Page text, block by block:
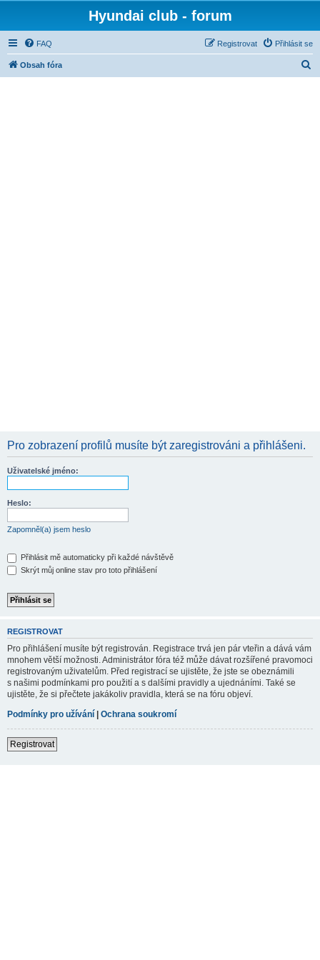
Hyundai club - forum
FAQ Přihlásit se
Registrovat
Obsah fóra
Pro zobrazení profilů musíte být zaregistrováni a přihlášeni.
Uživatelské jméno:
Heslo:
Zapomněl(a) jsem heslo
Přihlásit mě automaticky při každé návštěvě
Skrýt můj online stav pro toto přihlášení
REGISTROVAT
Pro přihlášení musíte být registrován. Registrace trvá jen pár vteřin a dává vám
mnohem větší možnosti. Administrátor fóra též může dávat rozšířené pravomoci
registrovaným uživatelům. Před registrací se ujistěte, že jste se obeznámili
s našimi podmínkami pro použití a s dalšími pravidly a ujednáními. Také se
ujistěte, že si přečtete jakákoliv pravidla, která se na fóru objeví.
Podmínky pro užívání | Ochrana soukromí
Registrovat